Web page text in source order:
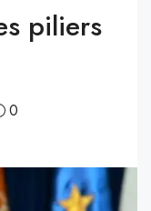
piliers
0